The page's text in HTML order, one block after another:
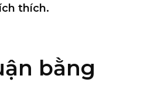
thích.
bằng